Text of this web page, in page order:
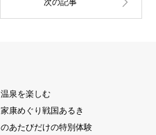
温泉を楽しむ
家康めぐり戦国あるき
のあたびだけの特別体験